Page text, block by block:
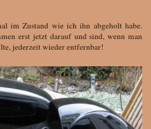
im Zustand wie ich ihn abgeholt habe.
erst jetzt darauf und sind, wenn man
jederzeit wieder entfernbar!